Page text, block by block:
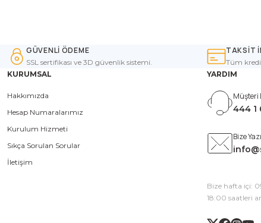
GÜVENLİ ÖDEME
SSL sertifikası ve 3D güvenlik sistemi.
TAKSİT
Tüm kredi
KURUMSAL
Hakkımızda
Hesap Numaralarımız
Kurulum Hizmeti
Sıkça Sorulan Sorular
İletişim
YARDIM
Müşteri
444 1
Bize
Bize hafta içi:
18:00 saatleri